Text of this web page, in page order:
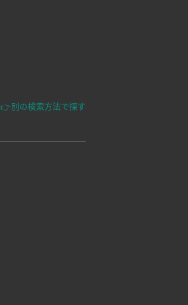
👉別の検索方法で探す